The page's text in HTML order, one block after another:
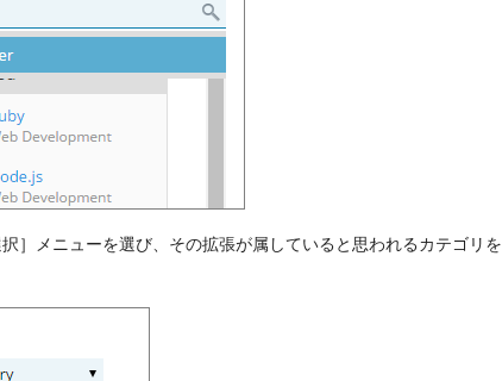
］メニューを選び、その拡張が属していると思われるカテゴリを